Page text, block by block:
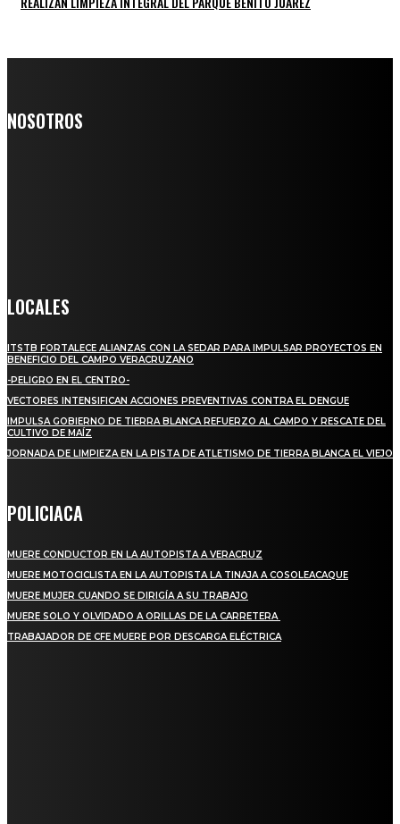
NOSOTROS
LOCALES
ITSTB FORTALECE ALIANZAS CON LA SEDAR PARA IMPULSAR PROYECTOS EN
BENEFICIO DEL CAMPO VERACRUZANO
-PELIGRO EN EL CENTRO-
VECTORES INTENSIFICAN ACCIONES PREVENTIVAS CONTRA EL DENGUE
IMPULSA GOBIERNO DE TIERRA BLANCA REFUERZO AL CAMPO Y RESCATE DEL
CULTIVO DE MAÍZ
JORNADA DE LIMPIEZA EN LA PISTA DE ATLETISMO DE TIERRA BLANCA EL VIEJO
POLICIACA
MUERE CONDUCTOR EN LA AUTOPISTA A VERACRUZ
MUERE MOTOCICLISTA EN LA AUTOPISTA LA TINAJA A COSOLEACAQUE
MUERE MUJER CUANDO SE DIRIGÍA A SU TRABAJO
MUERE SOLO Y OLVIDADO A ORILLAS DE LA CARRETERA
TRABAJADOR DE CFE MUERE POR DESCARGA ELÉCTRICA